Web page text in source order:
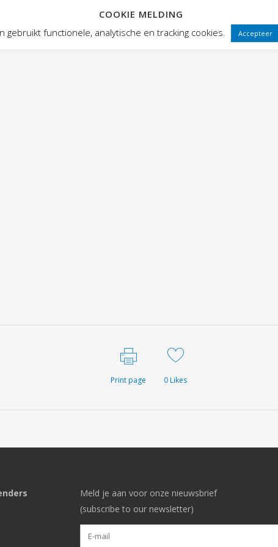
VOORSTELLINGEN PUBLIEKSWERKING
Print page 0Likes
Meld je aan voor onze nieuwsbrief
(subscribe to our newsletter)
COOKIE MELDING
gebruikt functionele, analytische en tracking cookies.
Accepteer